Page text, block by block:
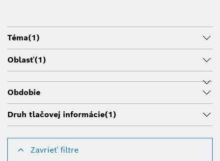
Téma(1)
Oblasť(1)
Obdobie
Druh tlačovej informácie(1)
Zavrieť filtre